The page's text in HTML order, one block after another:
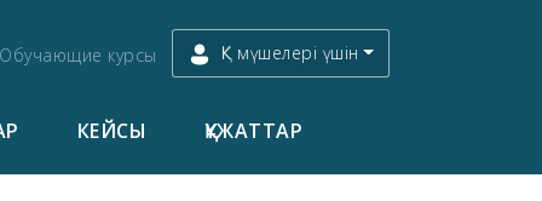
Обучающие курсы ҚК мүшелері үшін
КЕЙСЫ ҚҰЖАТТАР